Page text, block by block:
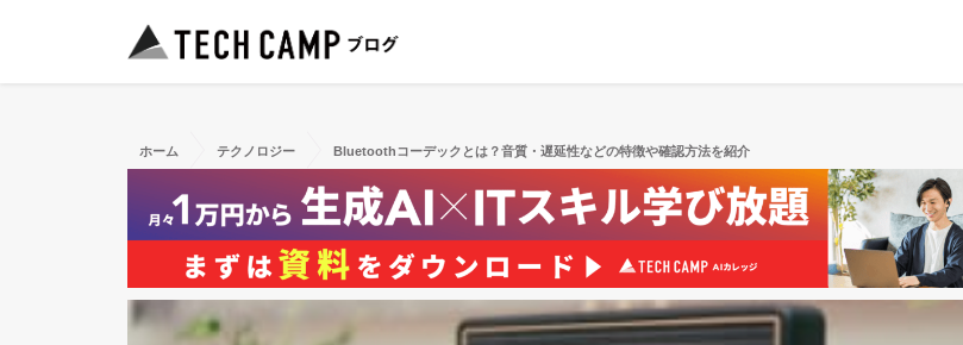
ホーム テクノロジー Bluetoothコーデックとは？音質・遅延性などの特徴や確認方法を紹介